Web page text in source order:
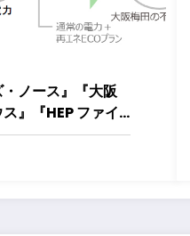
・ノース』『大阪
』『HEP ファイ
オフサイト型コー
能エネルギー電